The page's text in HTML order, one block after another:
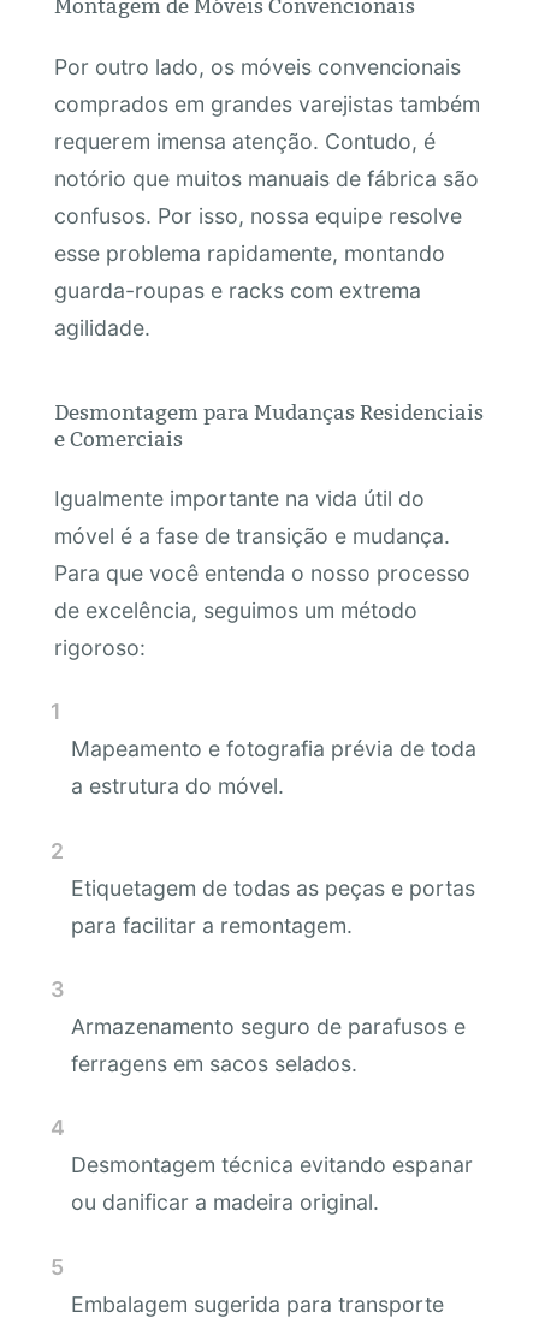
Montagem de Móveis Convencionais
Por outro lado, os móveis convencionais
comprados em grandes varejistas também
requerem imensa atenção. Contudo, é
notório que muitos manuais de fábrica são
confusos. Por isso, nossa equipe resolve
esse problema rapidamente, montando
guarda-roupas e racks com extrema
agilidade.
Desmontagem para Mudanças Residenciais
e Comerciais
Igualmente importante na vida útil do
móvel é a fase de transição e mudança.
Para que você entenda o nosso processo
de excelência, seguimos um método
rigoroso:
Mapeamento e fotografia prévia de toda
a estrutura do móvel.
Etiquetagem de todas as peças e portas
para facilitar a remontagem.
Armazenamento seguro de parafusos e
ferragens em sacos selados.
Desmontagem técnica evitando espanar
ou danificar a madeira original.
Embalagem sugerida para transporte